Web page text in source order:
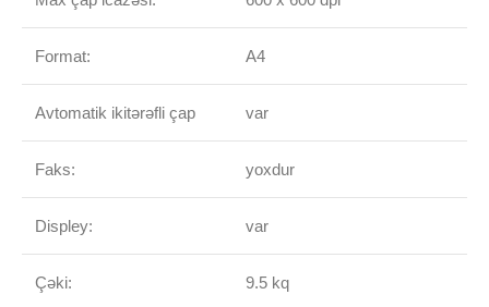
Format: A4
Avtomatik ikitərəfli çap var
Faks: yoxdur
Displey: var
Çəki: 9.5 kq